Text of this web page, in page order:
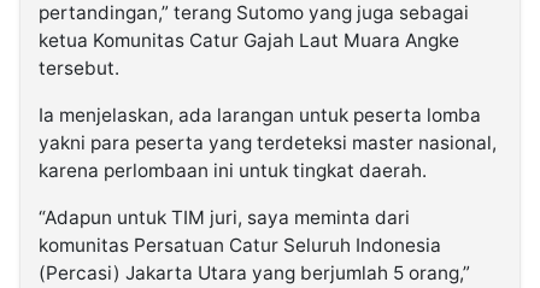
pertandingan,” terang Sutomo yang juga sebagai
ketua Komunitas Catur Gajah Laut Muara Angke
tersebut.
Ia menjelaskan, ada larangan untuk peserta lomba
yakni para peserta yang terdeteksi master nasional,
karena perlombaan ini untuk tingkat daerah.
“Adapun untuk TIM juri, saya meminta dari
komunitas Persatuan Catur Seluruh Indonesia
(Percasi) Jakarta Utara yang berjumlah 5 orang,”